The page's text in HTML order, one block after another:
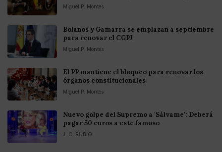
Miguel P. Montes
Bolaños y Gamarra se emplazan a septiembre
para renovar el CGPJ
Miguel P. Montes
El PP mantiene el bloqueo para renovar los
órganos constitucionales
Miguel P. Montes
Nuevo golpe del Supremo a 'Sálvame': Deberá
pagar 50 euros a este famoso
J. C. RUBIO